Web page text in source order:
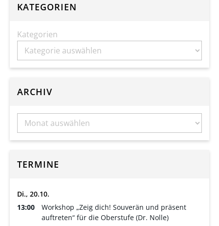
KATEGORIEN
Kategorien
ARCHIV
TERMINE
Di., 20.10.
13:00
Workshop „Zeig dich! Souverän und präsent
auftreten“ für die Oberstufe (Dr. Nolle)